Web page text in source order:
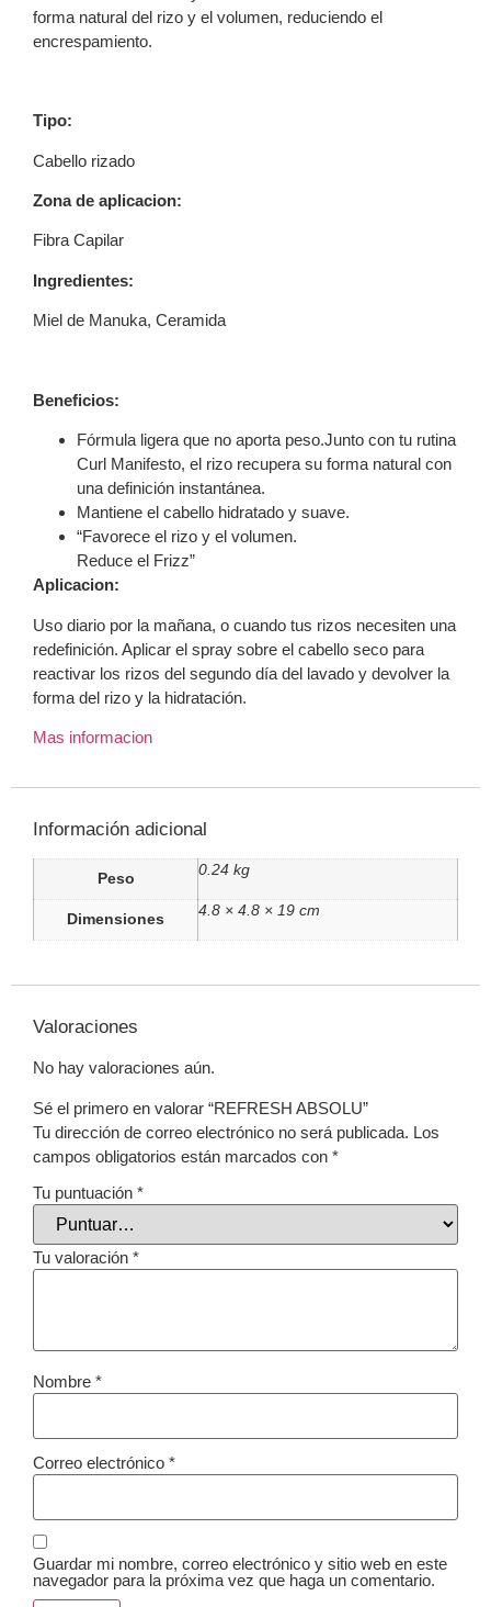
forma natural del rizo y el volumen, reduciendo el
encrespamiento.
Tipo:
Cabello rizado
Zona de aplicacion:
Fibra Capilar
Ingredientes:
Miel de Manuka, Ceramida
Beneficios:
Fórmula ligera que no aporta peso.Junto con tu rutina
Curl Manifesto, el rizo recupera su forma natural con
una definición instantánea.
Mantiene el cabello hidratado y suave.
“Favorece el rizo y el volumen.
Reduce el Frizz”
Aplicacion:
Uso diario por la mañana, o cuando tus rizos necesiten una
redefinición. Aplicar el spray sobre el cabello seco para
reactivar los rizos del segundo día del lavado y devolver la
forma del rizo y la hidratación.
Mas informacion
Información adicional
Peso
0.24 kg
Dimensiones
4.8 × 4.8 × 19 cm
Valoraciones
No hay valoraciones aún.
Sé el primero en valorar “REFRESH ABSOLU”
Tu dirección de correo electrónico no será publicada. Los
campos obligatorios están marcados con *
Tu puntuación *
Tu valoración *
Nombre *
Correo electrónico *
Guardar mi nombre, correo electrónico y sitio web en este
navegador para la próxima vez que haga un comentario.